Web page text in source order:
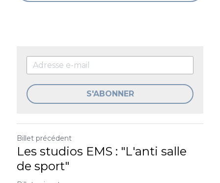
S'ABONNER
Billet précédent
Les studios EMS : "L'anti salle
de sport"